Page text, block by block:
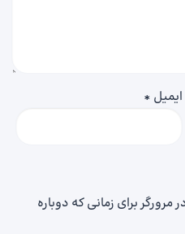
ایمیل *
برای زمانی که دوباره